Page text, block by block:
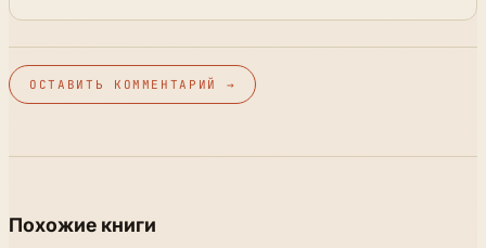
ОСТАВИТЬ КОММЕНТАРИЙ →
Похожие книги